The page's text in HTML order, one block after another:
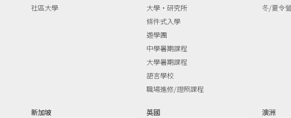
社區大學
大學‧研究所
條件式入學
遊學團
中學暑期課程
大學暑期課程
語言學校
職場進修/證照課程
冬/夏令營
新加坡
英國
澳洲